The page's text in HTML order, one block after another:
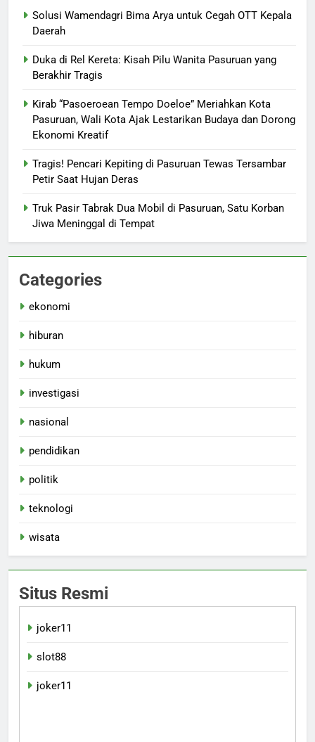
Solusi Wamendagri Bima Arya untuk Cegah OTT Kepala
Daerah
Duka di Rel Kereta: Kisah Pilu Wanita Pasuruan yang
Berakhir Tragis
Kirab “Pasoeroean Tempo Doeloe” Meriahkan Kota
Pasuruan, Wali Kota Ajak Lestarikan Budaya dan Dorong
Ekonomi Kreatif
Tragis! Pencari Kepiting di Pasuruan Tewas Tersambar
Petir Saat Hujan Deras
Truk Pasir Tabrak Dua Mobil di Pasuruan, Satu Korban
Jiwa Meninggal di Tempat
Categories
ekonomi
hiburan
hukum
investigasi
nasional
pendidikan
politik
teknologi
wisata
Situs Resmi
joker11
slot88
joker11